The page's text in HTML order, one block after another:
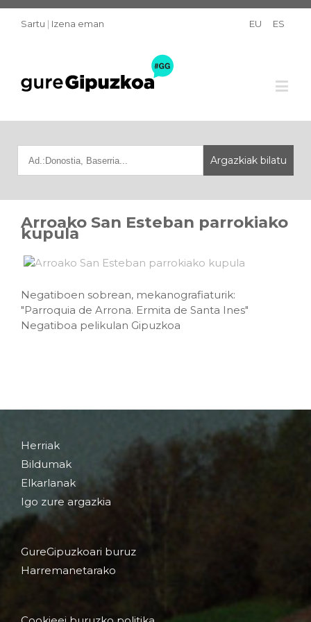
Sartu | Izena eman EU ES
Arroako San Esteban parrokiako
kupula
Negatiboen sobrean, mekanografiaturik:
"Parroquia de Arrona. Ermita de Santa Ines"
Negatiboa pelikulan Gipuzkoa
Herriak
Bildumak
Elkarlanak
Igo zure argazkia
GureGipuzkoari buruz
Harremanetarako